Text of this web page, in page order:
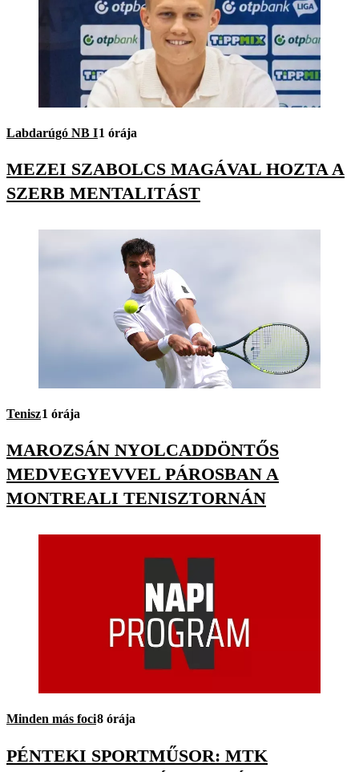
Labdarúgó NB I1 órája
MEZEI SZABOLCS MAGÁVAL HOZTA A
SZERB MENTALITÁST
Tenisz1 órája
MAROZSÁN NYOLCADDÖNTŐS
MEDVEGYEVVEL PÁROSBAN A
MONTREALI TENISZTORNÁN
Minden más foci8 órája
PÉNTEKI SPORTMŰSOR: MTK